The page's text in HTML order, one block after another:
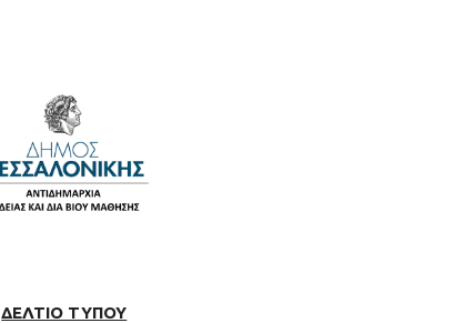
ΔΕΛΤΙΟ ΤΥΠΟΥ